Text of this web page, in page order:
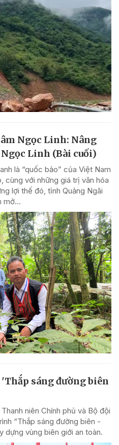
Ngọc Linh: Nâng
Linh (Bài cuối)
là “quốc bảo” của Việt Nam
cùng với những giá trị văn hóa
lợi thế đó, tỉnh Quảng Ngãi
mở...
sáng đường biên
niên Chính phủ và Bộ đội
“Thắp sáng đường biên -
dựng vùng biên giới an toàn.